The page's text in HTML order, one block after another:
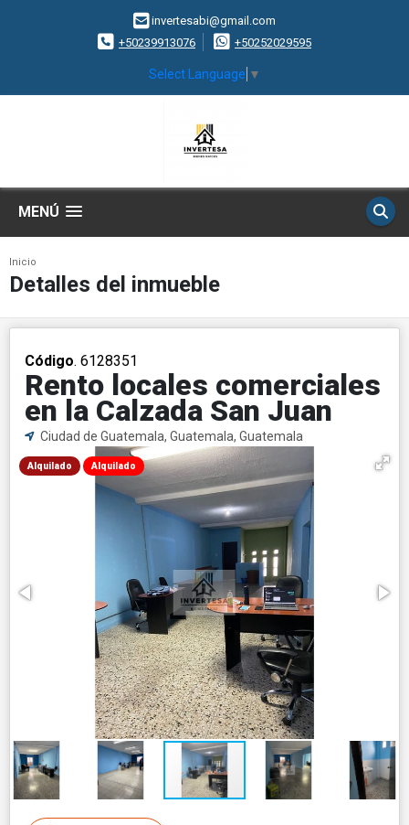
invertesabi@gmail.com
+50239913076
+50252029595
Select Language ▼
MENÚ
Inicio
Detalles del inmueble
Código. 6128351
Rento locales comerciales
en la Calzada San Juan
Ciudad de Guatemala, Guatemala, Guatemala
Alquilado Alquilado